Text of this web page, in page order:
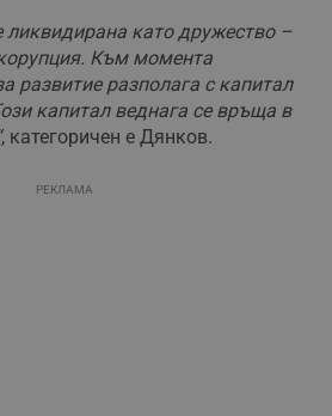
ликвидирана като дружество –
Към момента
развитие разполага с капитал
капитал веднага се връща в
, категоричен е Дянков.
РЕКЛАМА